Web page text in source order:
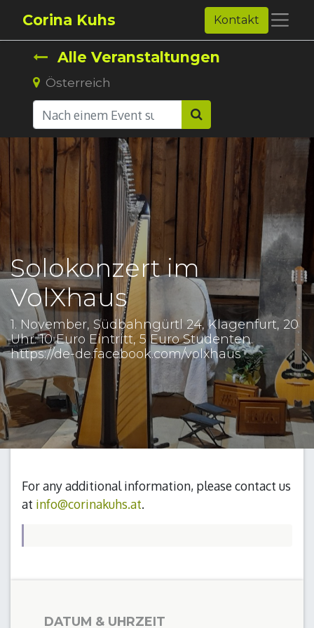
Corina Kuhs Kontakt
Alle Veranstaltungen
Österreich
Solokonzert im
VolXhaus
1. November, Südbahngürtl 24, Klagenfurt, 20
Uhr. 10 Euro Eintritt, 5 Euro Studenten.
https://de-de.facebook.com/volxhaus
For any additional information, please contact us
at info@corinakuhs.at.
DATUM & UHRZEIT